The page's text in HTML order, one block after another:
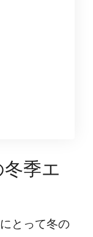
季エ
とって冬の